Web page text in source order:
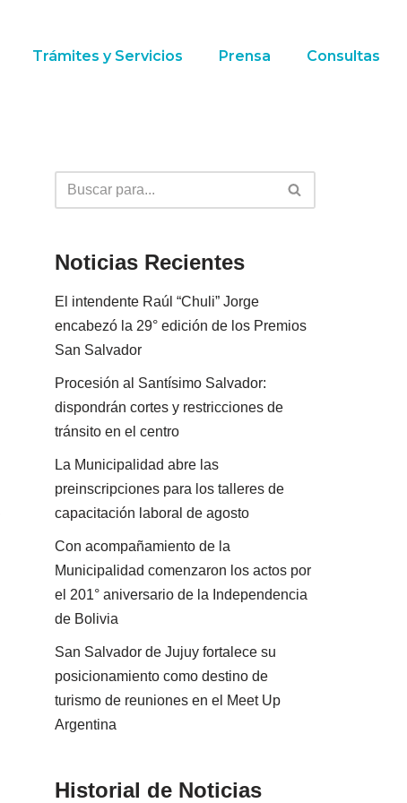
Trámites y Servicios Prensa Consultas
Noticias Recientes
El intendente Raúl “Chuli” Jorge
encabezó la 29° edición de los Premios
San Salvador
Procesión al Santísimo Salvador:
dispondrán cortes y restricciones de
tránsito en el centro
La Municipalidad abre las
preinscripciones para los talleres de
capacitación laboral de agosto
Con acompañamiento de la
Municipalidad comenzaron los actos por
el 201° aniversario de la Independencia
de Bolivia
San Salvador de Jujuy fortalece su
posicionamiento como destino de
turismo de reuniones en el Meet Up
Argentina
Historial de Noticias